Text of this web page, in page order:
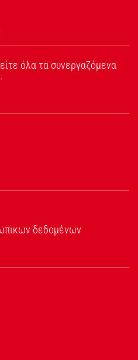
όλα τα συνεργαζόμενα
δεδομένων